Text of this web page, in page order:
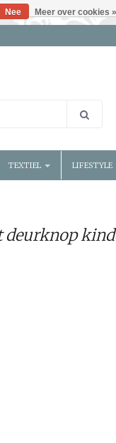
TEXTIEL LIFESTYLE
deurknop
Nee Meer over cookies »